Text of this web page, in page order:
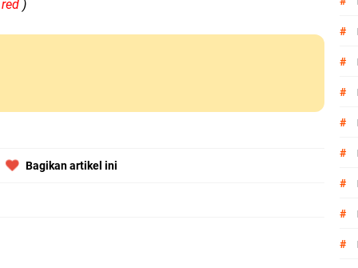
red )
Bagikan artikel ini
#
#
#
#
#
#
#
#